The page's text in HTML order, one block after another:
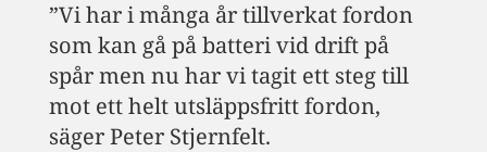
”Vi har i många år tillverkat fordon
som kan gå på batteri vid drift på
spår men nu har vi tagit ett steg till
mot ett helt utsläppsfritt fordon,
säger Peter Stjernfelt.